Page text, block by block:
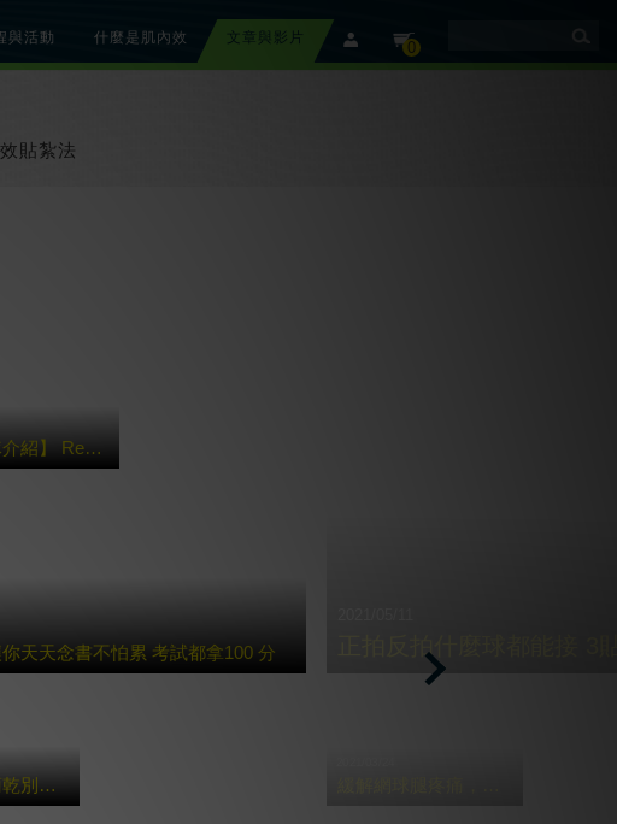
cart 0
member
與活動
什麼是肌內效
文章與影片
貼紮法
【美國團隊介紹】 Rebound Athletic 運動復健訓練中心
天天念書不怕累 考試都拿100 分
打球吃蘿蔔乾別硬撐 三招貼紮避免二度傷害
正拍反拍什麼球都能接 3